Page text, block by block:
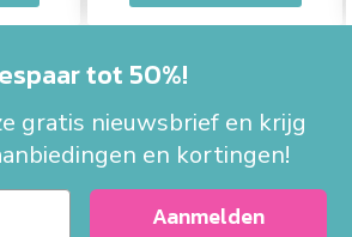
tot 50%!
gratis nieuwsbrief en krijg
en kortingen!
Aanmelden